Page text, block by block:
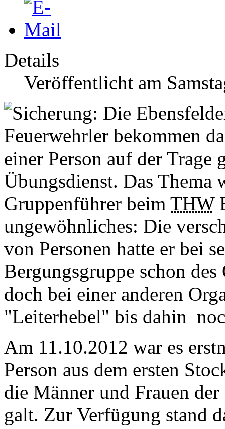
Details
Veröffentlicht am
Übungsdienst. Das Thema
Gruppenführer beim THW
ungewöhnliches: Die
von Personen hatte er bei
Bergungsgruppe schon
doch bei einer anderen
"Leiterhebel" bis dahin
Am 11.10.2012 war es
Person aus dem ersten
die Männer und Frauen
galt. Zur Verfügung stand